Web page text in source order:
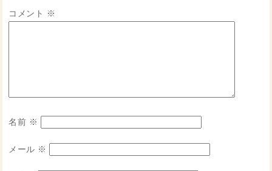
コメント ※
名前 ※
メール ※